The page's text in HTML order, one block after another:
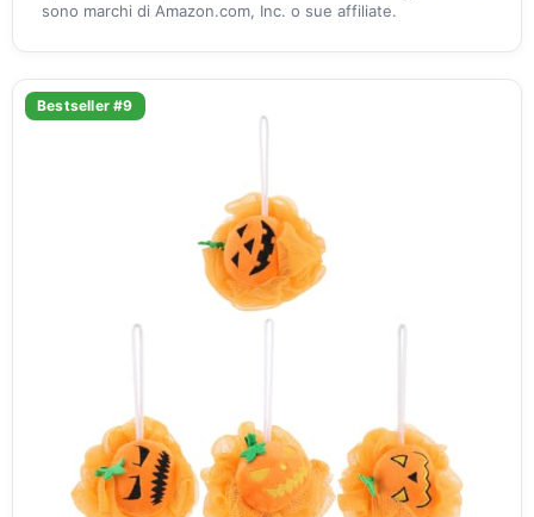
sono marchi di Amazon.com, Inc. o sue affiliate.
Bestseller #9